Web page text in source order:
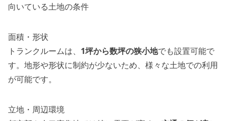
向いている土地の条件
面積・形状
トランクルームは、 1坪から数坪の狭小地でも設置可能で
す。地形や形状に制約が少ないため、様々な土地での利用
が可能です。
立地・周辺環境